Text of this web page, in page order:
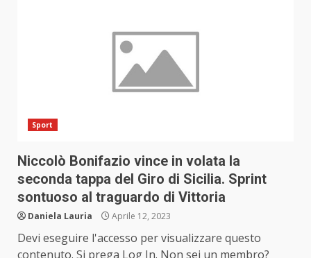
Sport
Niccolò Bonifazio vince in volata la
seconda tappa del Giro di Sicilia. Sprint
sontuoso al traguardo di Vittoria
Daniela Lauria Aprile 12, 2023
Devi eseguire l'accesso per visualizzare questo
contenuto. Si prega Log In. Non sei un membro?